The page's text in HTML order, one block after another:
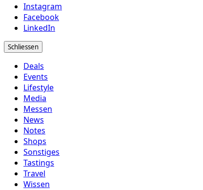
Instagram
Facebook
LinkedIn
Schliessen
Deals
Events
Lifestyle
Media
Messen
News
Notes
Shops
Sonstiges
Tastings
Travel
Wissen